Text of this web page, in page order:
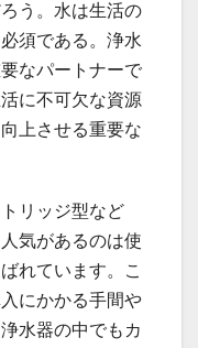
う。水は生活の
須である。浄水
なパートナーで
に不可欠な資源
上させる重要な
リッジ型など
気があるのは使
れています。こ
にかかる手間や
水器の中でもカ